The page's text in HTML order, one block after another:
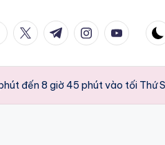
twitter.com
t.me instagram.com
đến 8 giờ 45 phút vào tối Thứ